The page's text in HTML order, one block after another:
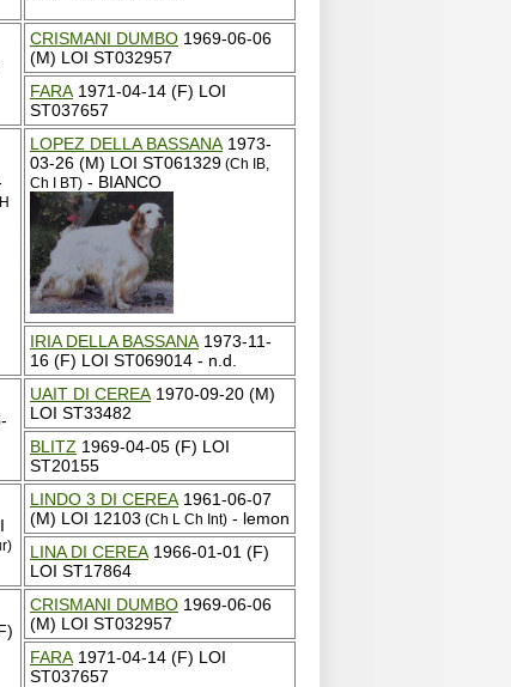
CRISMANI DUMBO 1969-06-06
(M) LOI ST032957
FARA 1971-04-14 (F) LOI
ST037657
LOPEZ DELLA BASSANA 1973-
03-26 (M) LOI ST061329 (Ch IB,
Ch I BT) - BIANCO
IRIA DELLA BASSANA 1973-11-
16 (F) LOI ST069014 - n.d.
UAIT DI CEREA 1970-09-20 (M)
LOI ST33482
BLITZ 1969-04-05 (F) LOI
ST20155
LINDO 3 DI CEREA 1961-06-07
(M) LOI 12103 (Ch L Ch Int) - lemon
LINA DI CEREA 1966-01-01 (F)
LOI ST17864
CRISMANI DUMBO 1969-06-06
(M) LOI ST032957
FARA 1971-04-14 (F) LOI
ST037657